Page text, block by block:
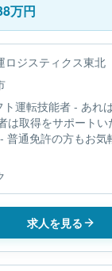
万円
ロジスティクス東北
運転技能者 - あれ
は取得をサポート
普通免許の方もお気
求人を見る